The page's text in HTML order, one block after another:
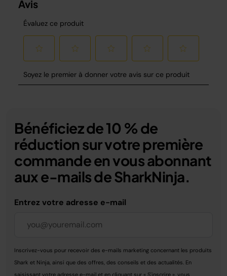
Bénéficiez de 10 % de
réduction sur votre première
commande en vous abonnant
aux e-mails de SharkNinja.
Entrez votre adresse e-mail
Inscrivez-vous pour recevoir des e-mails marketing concernant les produits
Shark et Ninja, ainsi que des offres, des conseils et des actualités. En
saisissant votre adresse e-mail et en cliquant sur « S'inscrire », vous